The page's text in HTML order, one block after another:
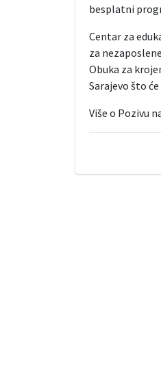
besplatni
Centar za
za
Obuka za
Sarajevo što
Više o Pozivu